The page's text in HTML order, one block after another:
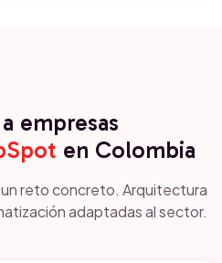
empresas
en Colombia
reto concreto. Arquitectura
adaptadas al sector.